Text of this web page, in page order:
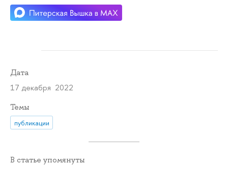
Дата
17 декабря 2022
Темы
публикации
В статье упомянуты